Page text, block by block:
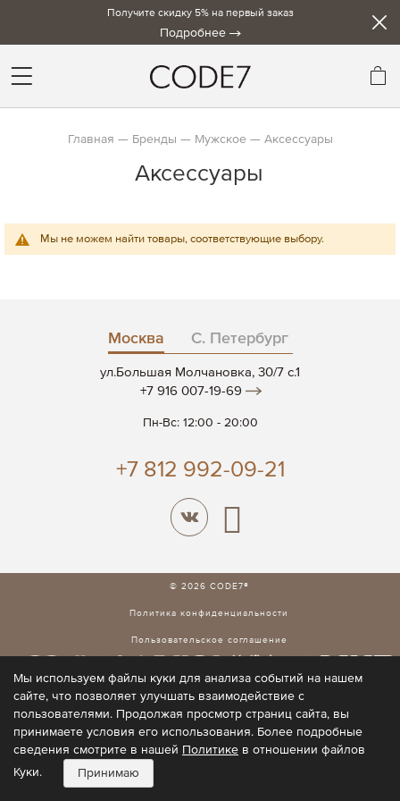
Получите скидку 5% на первый заказ
Подробнее
Главная Бренды Мужское Аксессуары
Аксессуары
Мы не можем найти товары, соответствующие выбору.
Москва С. Петербург
ул.Большая Молчановка, 30/7 c.1
+7 916 007-19-69
Пн-Вс: 12:00 - 20:00
+7 812 992-09-21
© 2026 CODE7®
Политика конфиденциальности
Пользовательское соглашение
Мы используем файлы куки для анализа событий на нашем
сайте, что позволяет улучшать взаимодействие с
пользователями. Продолжая просмотр страниц сайта, вы
принимаете условия его использования. Более подробные
сведения смотрите в нашей Политике в отношении файлов
Куки.
Принимаю